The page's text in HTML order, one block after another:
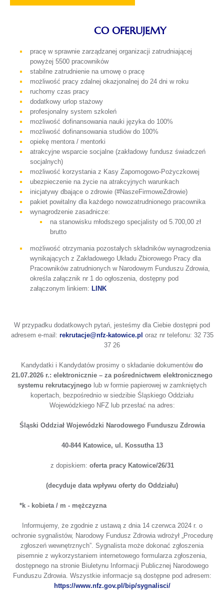
CO OFERUJEMY
pracę w sprawnie zarządzanej organizacji zatrudniającej
powyżej 5500 pracowników
stabilne zatrudnienie na umowę o pracę
możliwość pracy zdalnej okazjonalnej do 24 dni w roku
ruchomy czas pracy
dodatkowy urlop stażowy
profesjonalny system szkoleń
możliwość dofinansowania nauki języka do 100%
możliwość dofinansowania studiów do 100%
opiekę mentora / mentorki
atrakcyjne wsparcie socjalne (zakładowy fundusz świadczeń
socjalnych)
możliwość korzystania z Kasy Zapomogowo-Pożyczkowej
ubezpieczenie na życie na atrakcyjnych warunkach
inicjatywy dbające o zdrowie (#NaszeFirmoweZdrowie)
pakiet powitalny dla każdego nowozatrudnionego pracownika
wynagrodzenie zasadnicze:
na stanowisku młodszego specjalisty od 5.700,00 zł
brutto
możliwość otrzymania pozostałych składników wynagrodzenia
wynikających z Zakładowego Układu Zbiorowego Pracy dla
Pracowników zatrudnionych w Narodowym Funduszu Zdrowia,
określa załącznik nr 1 do ogłoszenia, dostępny pod
załączonym linkiem: LINK
W przypadku dodatkowych pytań, jesteśmy dla Ciebie dostępni pod
adresem e-mail: rekrutacje@nfz-katowice.pl oraz nr telefonu: 32 735
37 26
Kandydatki i Kandydatów prosimy o składanie dokumentów do
21.07.2026 r.: elektronicznie – za pośrednictwem elektronicznego
systemu rekrutacyjnego lub w formie papierowej w zamkniętych
kopertach, bezpośrednio w siedzibie Śląskiego Oddziału
Wojewódzkiego NFZ lub przesłać na adres:
Śląski Oddział Wojewódzki Narodowego Funduszu Zdrowia
40-844 Katowice, ul. Kossutha 13
z dopiskiem: oferta pracy Katowice/26/31
(decyduje data wpływu oferty do Oddziału)
*k - kobieta / m - mężczyzna
Informujemy, że zgodnie z ustawą z dnia 14 czerwca 2024 r. o
ochronie sygnalistów, Narodowy Fundusz Zdrowia wdrożył „Procedurę
zgłoszeń wewnętrznych”. Sygnalista może dokonać zgłoszenia
pisemnie z wykorzystaniem internetowego formularza zgłoszenia,
dostępnego na stronie Biuletynu Informacji Publicznej Narodowego
Funduszu Zdrowia. Wszystkie informacje są dostępne pod adresem:
https://www.nfz.gov.pl/bip/sygnalisci/otwiera